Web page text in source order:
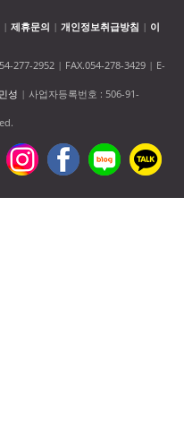
| 제휴문의 | 개인정보취급방침 | 이
277-2952 | FAX.054-278-3429 | E-
성 | 사업자등록번호 : 506-91-